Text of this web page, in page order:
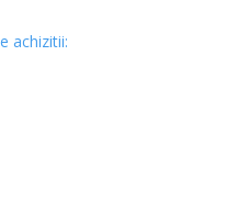
achizitii: